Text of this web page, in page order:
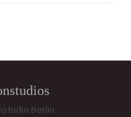
Berlin